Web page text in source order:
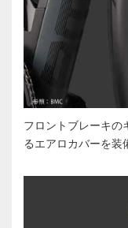
フロントブレーキの
るエアロカバーを装